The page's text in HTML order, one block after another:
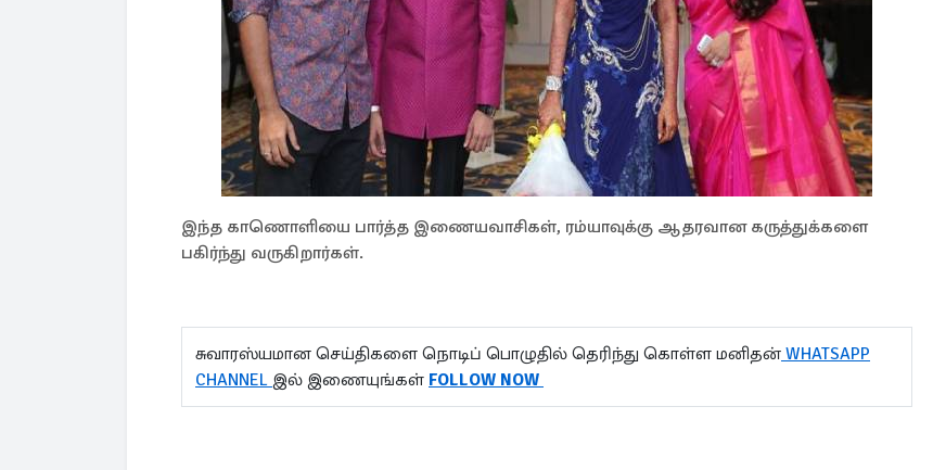
இந்த காணொளியை பார்த்த இணையவாசிகள், ரம்யாவுக்கு ஆதரவான கருத்துக்களை
பகிர்ந்து வருகிறார்கள்.
சுவாரஸ்யமான செய்திகளை நொடிப் பொழுதில் தெரிந்து கொள்ள மனிதன் WHATSAPP
CHANNEL இல் இணையுங்கள் FOLLOW NOW